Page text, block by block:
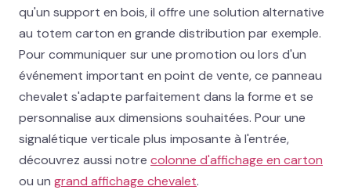
Blog
02 78 77 53 93
qu'un support en bois, il offre une solution alternative
au totem carton en grande distribution par exemple.
Pour communiquer sur une promotion ou lors d'un
événement important en point de vente, ce panneau
chevalet s'adapte parfaitement dans la forme et se
personnalise aux dimensions souhaitées. Pour une
signalétique verticale plus imposante à l'entrée,
découvrez aussi notre colonne d'affichage en carton
ou un grand affichage chevalet.